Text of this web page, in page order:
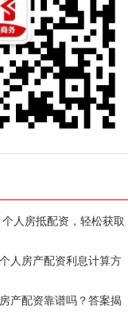
人房抵配资，轻松获取
人房产配资利息计算方
产配资靠谱吗？答案揭